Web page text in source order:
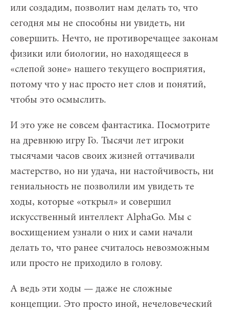
или создадим, позволит нам делать то, что
сегодня мы не способны ни увидеть, ни
совершить. Нечто, не противоречащее законам
физики или биологии, но находящееся в
«слепой зоне» нашего текущего восприятия,
потому что у нас просто нет слов и понятий,
чтобы это осмыслить.
И это уже не совсем фантастика. Посмотрите
на древнюю игру Го. Тысячи лет игроки
тысячами часов своих жизней оттачивали
мастерство, но ни удача, ни настойчивость, ни
гениальность не позволили им увидеть те
ходы, которые «открыл» и совершил
искусственный интеллект AlphaGo. Мы с
восхищением узнали о них и сами начали
делать то, что ранее считалось невозможным
или просто не приходило в голову.
А ведь эти ходы — даже не сложные
концепции. Это просто иной, нечеловеческий